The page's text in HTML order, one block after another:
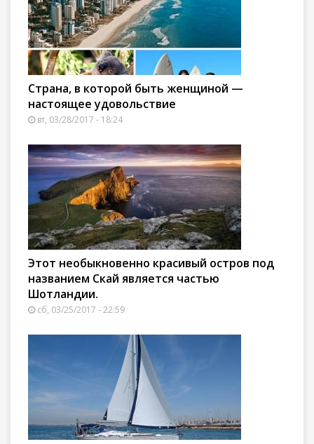
Страна, в которой быть женщиной —
настоящее удовольствие
вт, 03/28/2017 - 18:24
Этот необыкновенно красивый остров под
названием Скай является частью
Шотландии.
сб, 03/25/2017 - 22:59